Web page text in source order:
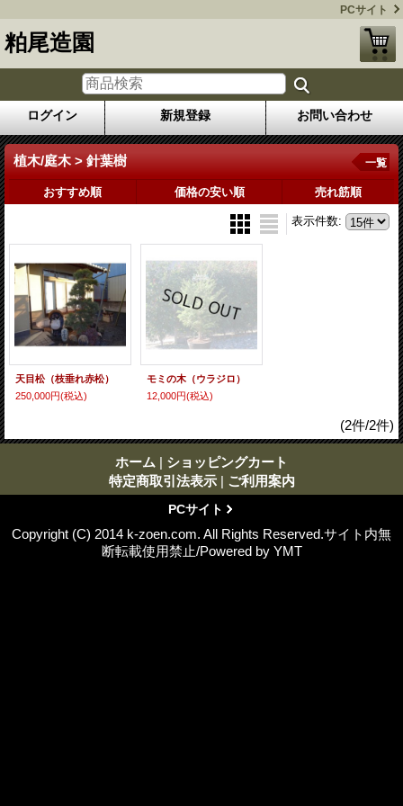
PCサイト
粕尾造園
ログイン 新規登録 お問い合わせ
植木/庭木 > 針葉樹 一覧
おすすめ順 価格の安い順 売れ筋順
表示件数:
天目松（枝垂れ赤松）
250,000円(税込)
モミの木（ウラジロ）
12,000円(税込)
(2件/2件)
ホーム | ショッピングカート
特定商取引法表示 | ご利用案内
PCサイト
Copyright (C) 2014 k-zoen.com. All Rights Reserved.サイト内無
断転載使用禁止/Powered by YMT